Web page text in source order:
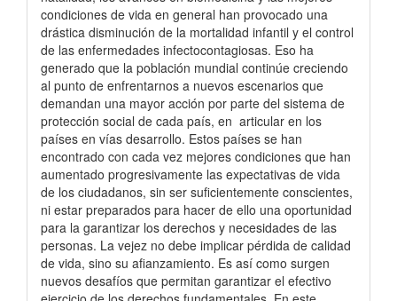
condiciones de vida en general han provocado una
drástica disminución de la mortalidad infantil y el control
de las enfermedades infectocontagiosas. Eso ha
generado que la población mundial continúe creciendo
al punto de enfrentarnos a nuevos escenarios que
demandan una mayor acción por parte del sistema de
protección social de cada país, en articular en los
países en vías desarrollo. Estos países se han
encontrado con cada vez mejores condiciones que han
aumentado progresivamente las expectativas de vida
de los ciudadanos, sin ser suficientemente conscientes,
ni estar preparados para hacer de ello una oportunidad
para la garantizar los derechos y necesidades de las
personas. La vejez no debe implicar pérdida de calidad
de vida, sino su afianzamiento. Es así como surgen
nuevos desafíos que permitan garantizar el efectivo